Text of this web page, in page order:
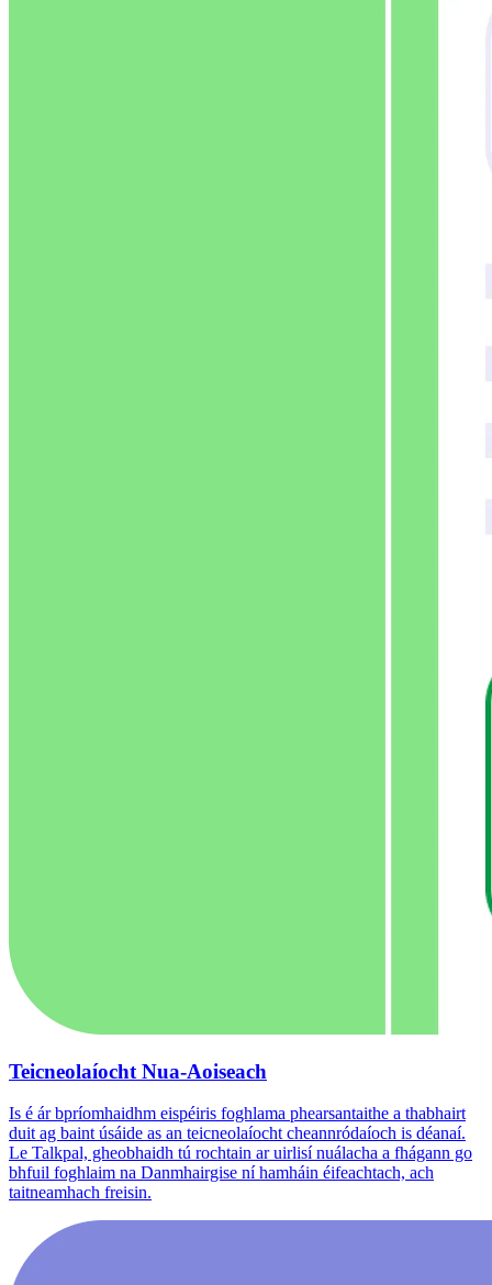
Teicneolaíocht Nua-Aoiseach
Is é ár bpríomhaidhm eispéiris foghlama phearsantaithe a thabhairt
duit ag baint úsáide as an teicneolaíocht cheannródaíoch is déanaí.
Le Talkpal, gheobhaidh tú rochtain ar uirlisí nuálacha a fhágann go
bhfuil foghlaim na Danmhairgise ní hamháin éifeachtach, ach
taitneamhach freisin.